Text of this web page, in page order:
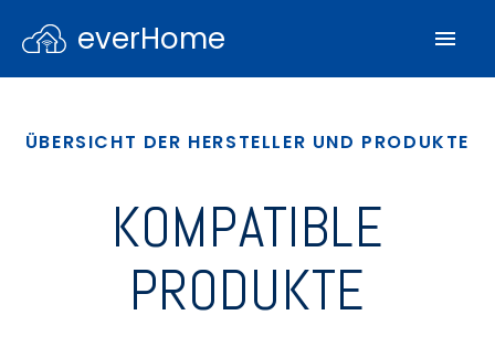
everHome
ÜBERSICHT DER HERSTELLER UND PRODUKTE
KOMPATIBLE
PRODUKTE